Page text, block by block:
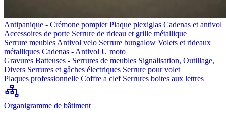
Antipanique - Crémone pompierPlaque plexiglas Cadenas et antivol
Accessoires de porte Serrure de rideau et grille métallique
Serrure meubles Antivol velo Serrure bungalow Volets et rideaux
métalliques Cadenas - Antivol U moto
Gravures Batteuses - Serrures de meubles Signalisation, Outillage,
Divers Serrures et gâches électriques Serrure pour volet
Plaques professionnelle Coffre a clef Serrures boites aux lettres
Organigramme de bâtiment